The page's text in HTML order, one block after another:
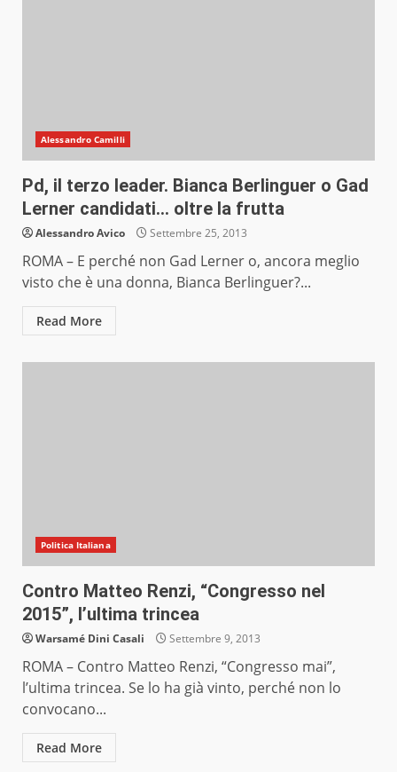
Alessandro Camilli
Pd, il terzo leader. Bianca Berlinguer o Gad
Lerner candidati… oltre la frutta
Alessandro Avico Settembre 25, 2013
ROMA – E perché non Gad Lerner o, ancora meglio
visto che è una donna, Bianca Berlinguer?...
Read More
Politica Italiana
Contro Matteo Renzi, “Congresso nel
2015”, l’ultima trincea
Warsamé Dini Casali Settembre 9, 2013
ROMA – Contro Matteo Renzi, “Congresso mai”,
l’ultima trincea. Se lo ha già vinto, perché non lo
convocano...
Read More